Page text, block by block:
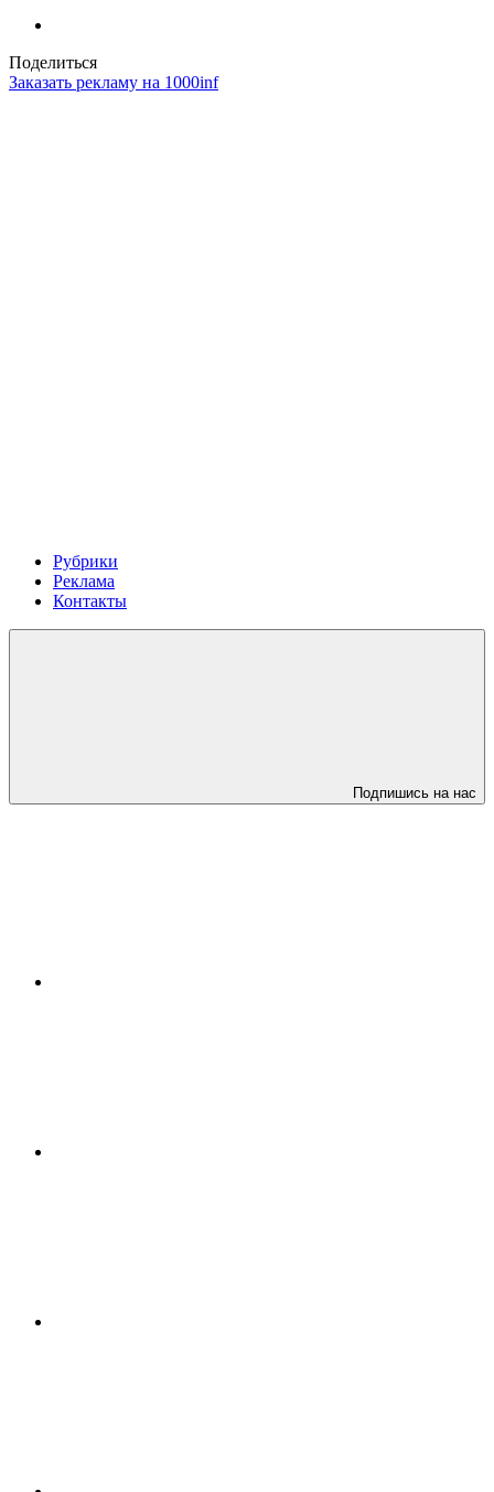
Поделиться
Заказать рекламу на 1000inf
Рубрики
Реклама
Контакты
Подпишись на нас